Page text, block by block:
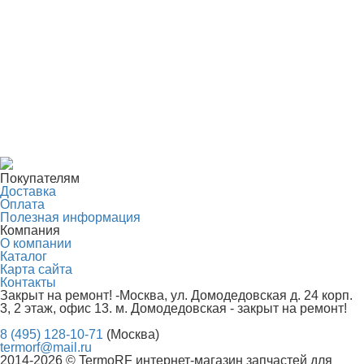
Покупателям
Доставка
Оплата
Полезная информация
Компания
О компании
Каталог
Карта сайта
Контакты
Закрыт на ремонт! -Москва, ул. Домодедовская д. 24 корп.
3, 2 этаж, офис 13. м. Домодедовская - закрыт на ремонт!
8 (495) 128-10-71 (Москва)
termorf@mail.ru
2014-2026 © TermoRF интернет-магазин запчастей для